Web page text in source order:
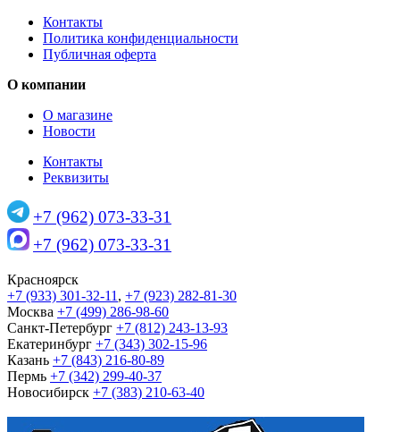
Контакты
Политика конфиденциальности
Публичная оферта
О компании
О магазине
Новости
Контакты
Реквизиты
+7 (962) 073-33-31
+7 (962) 073-33-31
Красноярск
+7 (933) 301-32-11 , +7 (923) 282-81-30
Москва +7 (499) 286-98-60
Санкт-Петербург +7 (812) 243-13-93
Екатеринбург +7 (343) 302-15-96
Казань +7 (843) 216-80-89
Пермь +7 (342) 299-40-37
Новосибирск +7 (383) 210-63-40